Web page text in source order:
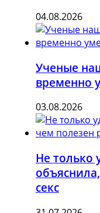
04.08.2026
Ученые
временно
03.08.2026
Не только
секс